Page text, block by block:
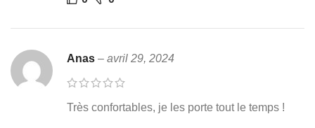
Anas – avril 29, 2024
Très confortables, je les porte tout le temps !